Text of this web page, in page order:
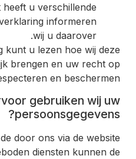
heeft u verschillende
informeren
wij u daarover.
kunt u lezen hoe wij deze
brengen en uw recht op
en beschermen.
gebruiken wij uw
persoonsgegevens?
door ons via de website
diensten kunnen de